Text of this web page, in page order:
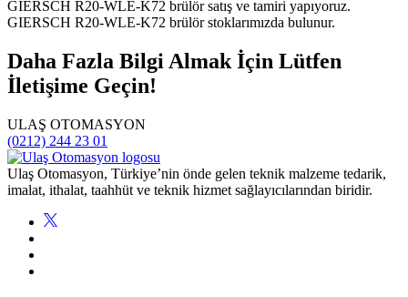
Daha Fazla Bilgi Almak İçin Lütfen
İletişime Geçin!
ULAŞ OTOMASYON
(0212) 244 23 01
Ulaş Otomasyon, Türkiye’nin önde gelen teknik malzeme tedarik,
imalat, ithalat, taahhüt ve teknik hizmet sağlayıcılarından biridir.